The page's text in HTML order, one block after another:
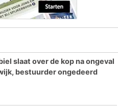
slaat over de kop na ongeval
bestuurder ongedeerd